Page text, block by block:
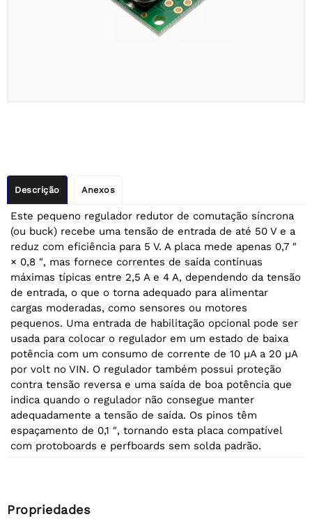
Descrição Anexos
Este pequeno regulador redutor de comutação síncrona
(ou buck) recebe uma tensão de entrada de até 50 V e a
reduz com eficiência para 5 V. A placa mede apenas 0,7 ″
× 0,8 ″, mas fornece correntes de saída contínuas
máximas típicas entre 2,5 A e 4 A, dependendo da tensão
de entrada, o que o torna adequado para alimentar
cargas moderadas, como sensores ou motores
pequenos. Uma entrada de habilitação opcional pode ser
usada para colocar o regulador em um estado de baixa
potência com um consumo de corrente de 10 µA a 20 µA
por volt no VIN. O regulador também possui proteção
contra tensão reversa e uma saída de boa potência que
indica quando o regulador não consegue manter
adequadamente a tensão de saída. Os pinos têm
espaçamento de 0,1 ″, tornando esta placa compatível
com protoboards e perfboards sem solda padrão.
Propriedades